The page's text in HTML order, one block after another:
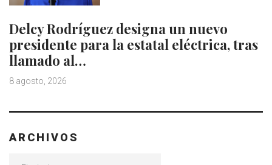
Delcy Rodríguez designa un nuevo
presidente para la estatal eléctrica, tras
llamado al…
8 agosto, 2026
ARCHIVOS